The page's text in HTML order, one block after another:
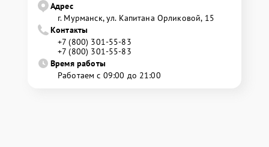
Адрес
г. Мурманск, ул. Капитана Орликовой, 15
Контакты
+7 (800) 301-55-83
+7 (800) 301-55-83
Время работы
Работаем с 09:00 до 21:00